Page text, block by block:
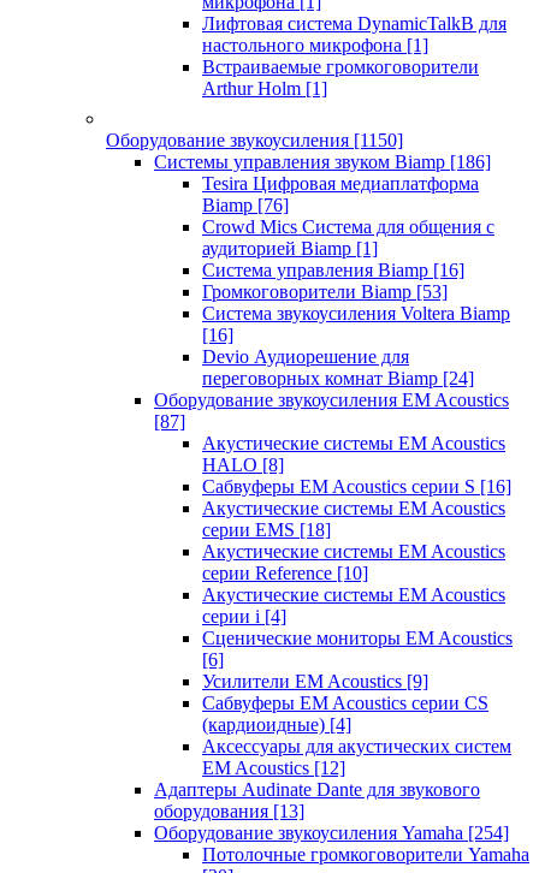
Лифтовая система DynamicTalkB для
настольного микрофона [1]
Встраиваемые громкоговорители
Arthur Holm [1]
Оборудование звукоусиления [1150]
Системы управления звуком Biamp [186]
Tesira Цифровая медиаплатформа
Biamp [76]
Crowd Mics Система для общения с
аудиторией Biamp [1]
Система управления Biamp [16]
Громкоговорители Biamp [53]
Система звукоусиления Voltera Biamp
[16]
Devio Аудиорешение для
переговорных комнат Biamp [24]
Оборудование звукоусиления EM Acoustics
[87]
Акустические системы EM Acoustics
HALO [8]
Сабвуферы EM Acoustics серии S [16]
Акустические системы EM Acoustics
серии EMS [18]
Акустические системы EM Acoustics
серии Reference [10]
Акустические системы EM Acoustics
серии i [4]
Сценические мониторы EM Acoustics
[6]
Усилители EM Acoustics [9]
Сабвуферы EM Acoustics серии CS
(кардиоидные) [4]
Аксессуары для акустических систем
EM Acoustics [12]
Адаптеры Audinate Dante для звукового
оборудования [13]
Оборудование звукоусиления Yamaha [254]
Потолочные громкоговорители Yamaha